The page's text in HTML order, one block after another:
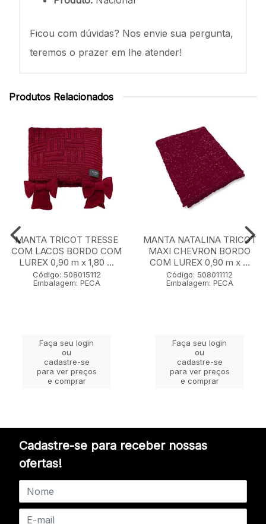
Ficou com dúvidas? Nos envie sua pergunta,
teremos o prazer em lhe atender!
Produtos Relacionados
MANTA TRICOT TRESSE
COM LACOS BORDO COM
LUREX 0,90 m x 1,80 ...
Código: 508015112
Embalagem: PECA
Faça seu login
ou
cadastre-se
para ver preços
e comprar
MANTA NATALINA TRICOT
MAXI CHEVRON BORDO
COM LUREX 0,90 m x ...
Código: 508011112
Embalagem: PECA
Faça seu login
ou
cadastre-se
para ver preços
e comprar
Cadastre-se para receber nossas
ofertas!